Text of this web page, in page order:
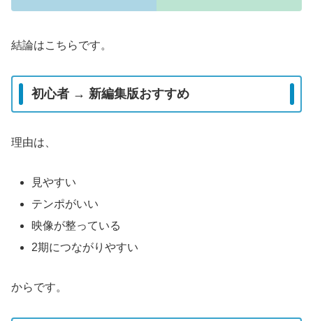
結論はこちらです。
初心者 → 新編集版おすすめ
理由は、
見やすい
テンポがいい
映像が整っている
2期につながりやすい
からです。